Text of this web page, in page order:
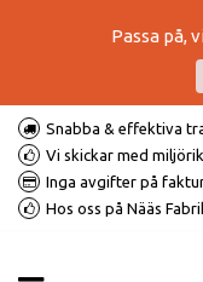
Passa på,
Snabba & effektiva
Vi skickar med
Inga avgifter på
Hos oss på Nääs